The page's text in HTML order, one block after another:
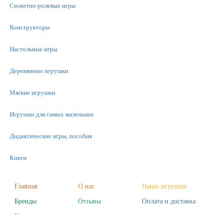
Сюжетно-ролевые игры
Конструкторы
Настольные игры
Деревянные игрушки
Мягкие игрушки
Игрушки для самых маленьких
Дидактические игры, пособия
Книги
Фигурки
Главная О нас
Наши игрушки
Бренды
Отзывы
Оплата и доставка